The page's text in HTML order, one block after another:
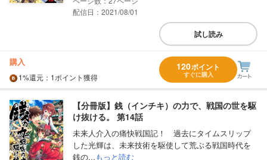
配信日：2021/08/01
試し読み
購入
1%還元 ：1ポイント獲得
120ポイント
すぐに購入
【分冊版】銭（インチキ）の力で、戦国の世を駆
け抜ける。 第14話
未来人介入の痛快戦国記！ 過去にタイムスリップ
した光輝は、未来技術を駆使して荒ぶる戦国時代を
銭の...もっと読む